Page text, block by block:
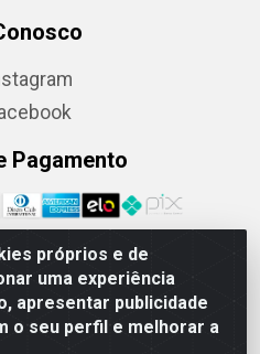
próprios e de
uma experiência
apresentar publicidade
o seu perfil e melhorar a
Pagamento
Floriano Peixoto, 137- Centro,
02.884.314/0001-20